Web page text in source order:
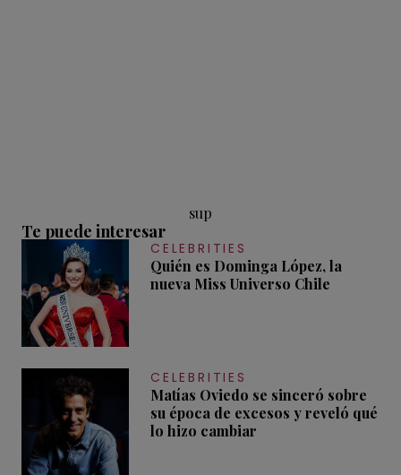
sup
Te puede interesar
CELEBRITIES
Quién es Dominga López, la
nueva Miss Universo Chile
CELEBRITIES
Matías Oviedo se sinceró sobre
su época de excesos y reveló qué
lo hizo cambiar